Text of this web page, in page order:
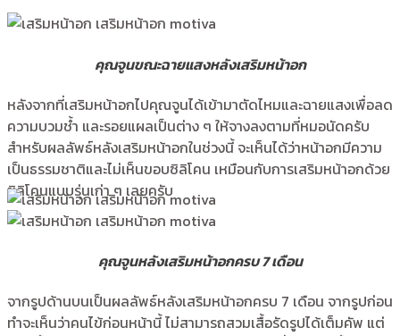
คุณจูนขณะฉายแสงหลังเสริมหน้าอก
หลังจากที่เสริมหน้าอกไปคุณจูนได้เข้ามาตัดไหมและฉายแสงเพื่อลด
ความบวมช้ำ และรอยแผลเป็นต่าง ๆ ให้จางลงตามที่หมอนัดครับ
สำหรับผลลัพธ์หลังเสริมหน้าอกในช่วงนี้ จะเห็นได้ว่าหน้าอกมีความ
เป็นธรรมชาติและไม่เห็นขอบซิลิโคน เหมือนกับการเสริมหน้าอกด้วย
ซิลิโคนแบบรุ่นเก่า ๆ เลยครับ
คุณจูนหลังเสริมหน้าอกครบ 7 เดือน
จากรูปด้านบนเป็นผลลัพธ์หลังเสริมหน้าอกครบ 7 เดือน จากรูปก่อน
ทำจะเห็นว่าคนไข้ก่อนหน้านี้ ไม่สามารถสวมเสื้อรัดรูปได้เต็มคัพ แต่